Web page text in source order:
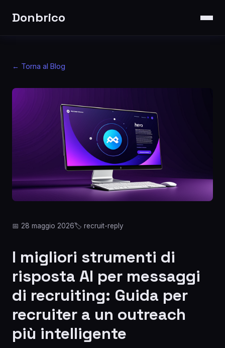
Donbrico
← Torna al Blog
📅 28 maggio 2026🏷️ recruit-reply
I migliori strumenti di
risposta AI per messaggi
di recruiting: Guida per
recruiter a un outreach
più intelligente